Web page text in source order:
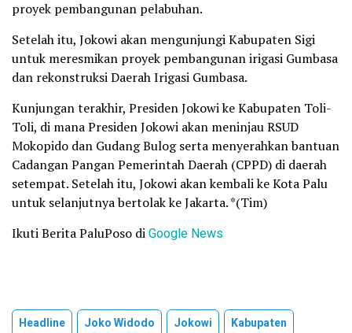
proyek pembangunan pelabuhan.
Setelah itu, Jokowi akan mengunjungi Kabupaten Sigi
untuk meresmikan proyek pembangunan irigasi Gumbasa
dan rekonstruksi Daerah Irigasi Gumbasa.
Kunjungan terakhir, Presiden Jokowi ke Kabupaten Toli-
Toli, di mana Presiden Jokowi akan meninjau RSUD
Mokopido dan Gudang Bulog serta menyerahkan bantuan
Cadangan Pangan Pemerintah Daerah (CPPD) di daerah
setempat. Setelah itu, Jokowi akan kembali ke Kota Palu
untuk selanjutnya bertolak ke Jakarta. *(Tim)
Ikuti Berita PaluPoso diGoogle News
Headline Joko Widodo Jokowi Kabupaten